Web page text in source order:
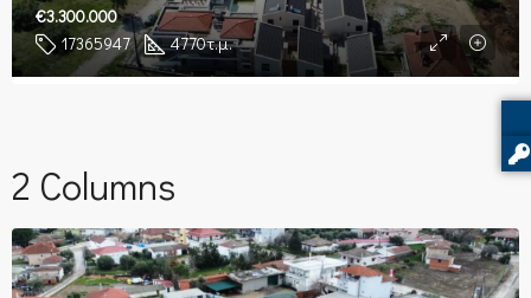
17365947 4770τ.μ.
€3.300.000
2 Columns